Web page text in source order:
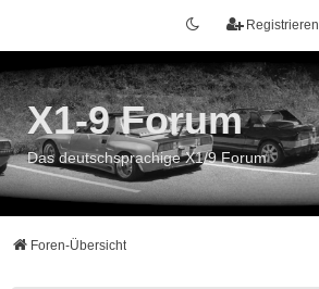
Registrieren
X1-9 Forum
Das deutschsprachige X1/9 Forum
Foren-Übersicht